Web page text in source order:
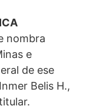
nombra
e
de ese
Belis H.,